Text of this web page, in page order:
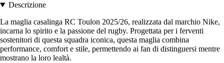
Descrizione
La maglia casalinga RC Toulon 2025/26, realizzata dal marchio Nike,
incarna lo spirito e la passione del rugby. Progettata per i ferventi
sostenitori di questa squadra iconica, questa maglia combina
performance, comfort e stile, permettendo ai fan di distinguersi mentre
mostrano la loro lealtà.